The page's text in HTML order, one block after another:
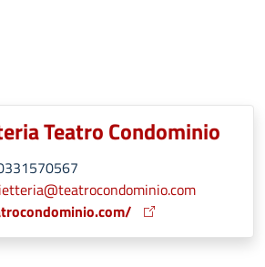
Teatro Condominio